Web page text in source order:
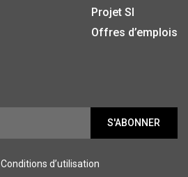
Projet SI
Offres d’emplois
S'ABONNER
Conditions d’utilisation